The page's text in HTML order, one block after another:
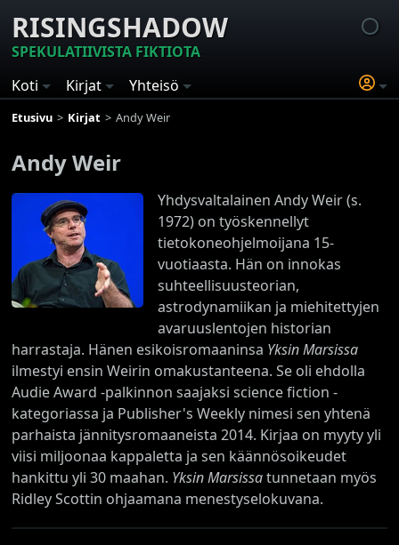
RISINGSHADOW
SPEKULATIIVISTA FIKTIOTA
Koti
Kirjat Yhteisö
Etusivu Kirjat Andy Weir
Andy Weir
Yhdysvaltalainen Andy Weir (s.
1972) on työskennellyt
tietokoneohjelmoijana 15-
vuotiaasta. Hän on innokas
suhteellisuusteorian,
astrodynamiikan ja miehitettyjen
avaruuslentojen historian
harrastaja. Hänen esikoisromaaninsa Yksin Marsissa
ilmestyi ensin Weirin omakustanteena. Se oli ehdolla
Audie Award -palkinnon saajaksi science fiction -
kategoriassa ja Publisher's Weekly nimesi sen yhtenä
parhaista jännitysromaaneista 2014. Kirjaa on myyty yli
viisi miljoonaa kappaletta ja sen käännösoikeudet
hankittu yli 30 maahan. Yksin Marsissatunnetaan myös
Ridley Scottin ohjaamana menestyselokuvana.